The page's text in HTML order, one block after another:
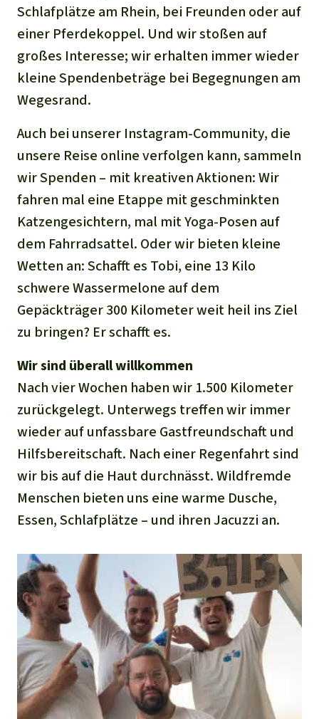
Schlafplätze am Rhein, bei Freunden oder auf
einer Pferdekoppel. Und wir stoßen auf
großes Interesse; wir erhalten immer wieder
kleine Spendenbeträge bei Begegnungen am
Wegesrand.
Auch bei unserer Instagram-Community, die
unsere Reise online verfolgen kann, sammeln
wir Spenden – mit kreativen Aktionen: Wir
fahren mal eine Etappe mit geschminkten
Katzengesichtern, mal mit Yoga-Posen auf
dem Fahrradsattel. Oder wir bieten kleine
Wetten an: Schafft es Tobi, eine 13 Kilo
schwere Wassermelone auf dem
Gepäckträger 300 Kilometer weit heil ins Ziel
zu bringen? Er schafft es.
Wir sind überall willkommen
Nach vier Wochen haben wir 1.500 Kilometer
zurückgelegt. Unterwegs treffen wir immer
wieder auf unfassbare Gastfreundschaft und
Hilfsbereitschaft. Nach einer Regenfahrt sind
wir bis auf die Haut durchnässt. Wildfremde
Menschen bieten uns eine warme Dusche,
Essen, Schlafplätze – und ihren Jacuzzi an.